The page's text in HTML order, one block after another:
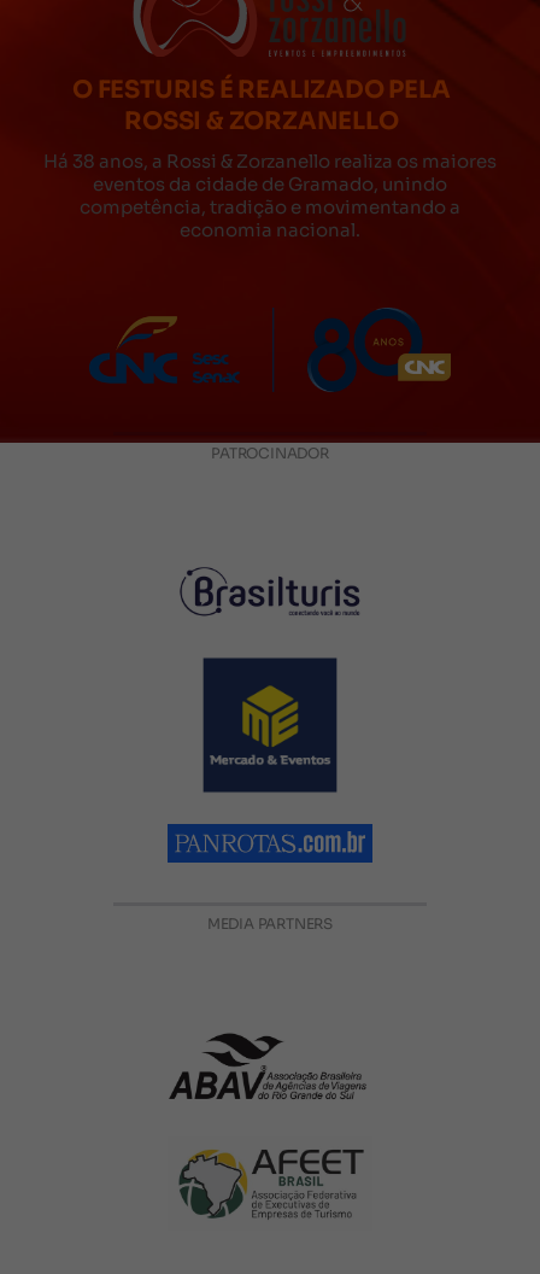
O FESTURIS É REALIZADO PELA
ROSSI & ZORZANELLO
Há 38 anos, a Rossi & Zorzanello realiza os maiores
eventos da cidade de Gramado, unindo
competência, tradição e movimentando a
economia nacional.
PATROCINADOR
MEDIA PARTNERS